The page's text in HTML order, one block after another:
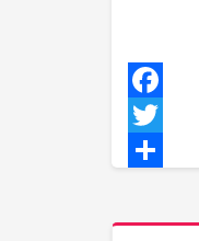
Facebook
Twitter